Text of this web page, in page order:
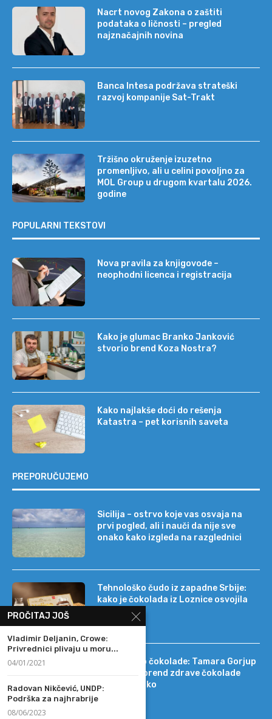
Nacrt novog Zakona o zaštiti
podataka o ličnosti – pregled
najznačajnih novina
Banca Intesa podržava strateški
razvoj kompanije Sat-Trakt
Tržišno okruženje izuzetno
promenljivo, ali u celini povoljno za
MOL Group u drugom kvartalu 2026.
godine
POPULARNI TEKSTOVI
Nova pravila za knjigovođe –
neophodni licenca i registracija
Kako je glumac Branko Janković
stvorio brend Koza Nostra?
Kako najlakše doći do rešenja
Katastra – pet korisnih saveta
PREPORUČUJEMO
Sicilija – ostrvo koje vas osvaja na
prvi pogled, ali i nauči da nije sve
onako kako izgleda na razglednici
Tehnološko čudo iz zapadne Srbije:
kako je čokolada iz Loznice osvojila
22 tržišta
Od DIF-a do čokolade: Tamara Gorjup
pokrenula brend zdrave čokolade
Kapetan Koko
PROČITAJ JOŠ
Vladimir Deljanin, Crowe:
Privrednici plivaju u moru...
04/01/2021
Radovan Nikčević, UNDP:
Podrška za najhrabrije
08/06/2023